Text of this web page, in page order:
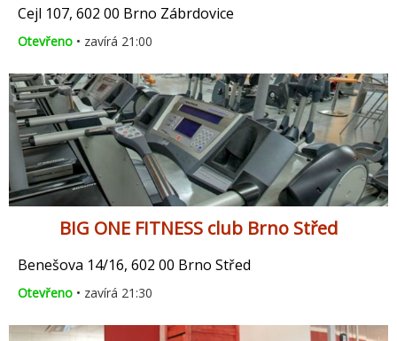
Cejl 107, 602 00 Brno Zábrdovice
Otevřeno • zavírá 21:00
BIG ONE FITNESS club Brno Střed
Benešova 14/16, 602 00 Brno Střed
Otevřeno • zavírá 21:30